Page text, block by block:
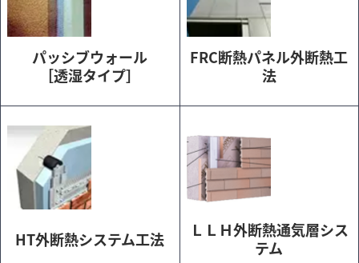
パッシブウォール
［透湿タイプ］
FRC断熱パネル外断熱工
法
HT外断熱システム工法
ＬＬＨ外断熱通気層シス
テム